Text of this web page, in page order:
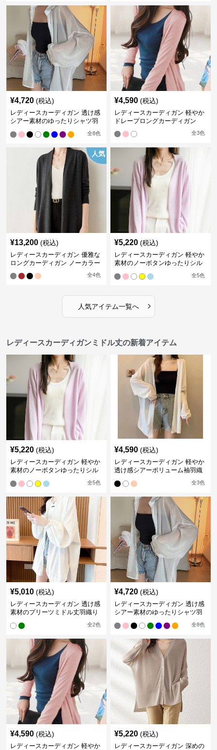
¥4,720 (税込)
レディースカーディガン 透け感
シアー素材のゆったりシャツ羽
全8色
¥4,590 (税込)
レディースカーディガン 軽やか
ドレープロングカーディガン
全3色
人気
¥13,200 (税込)
レディースカーディガン 優雅な
ロングカーディガン ノーカラー
全4色
¥5,220 (税込)
レディースカーディガン 軽やか
素材のノーボタンゆったりシル
全5色
人気アイテム一覧へ ›
レディースカーディガンミドル丈の新着アイテム
¥5,220 (税込)
レディースカーディガン 軽やか
素材のノーボタンゆったりシル
全5色
¥4,590 (税込)
レディースカーディガン 軽やか
透け感シアーボリューム袖羽織
全3色
¥5,010 (税込)
レディースカーディガン 透け感
素材のプリーツミドル丈羽織り
全2色
¥4,720 (税込)
レディースカーディガン 透け感
シアー素材のゆったりシャツ羽
全8色
¥4,590 (税込)
レディースカーディガン 軽やか
¥5,220 (税込)
レディースカーディガン 深めの